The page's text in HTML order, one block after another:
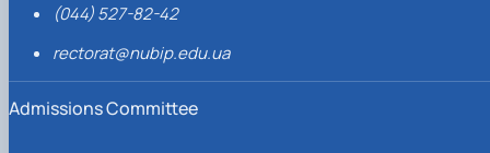
(044) 527-82-42
rectorat@nubip.edu.ua
Admissions Committee